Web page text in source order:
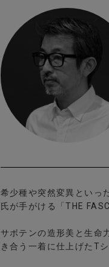
希少種や突然変異といっ
氏が手がける「THE
サボテンの造形美と生命
き合う一着に仕上げたT